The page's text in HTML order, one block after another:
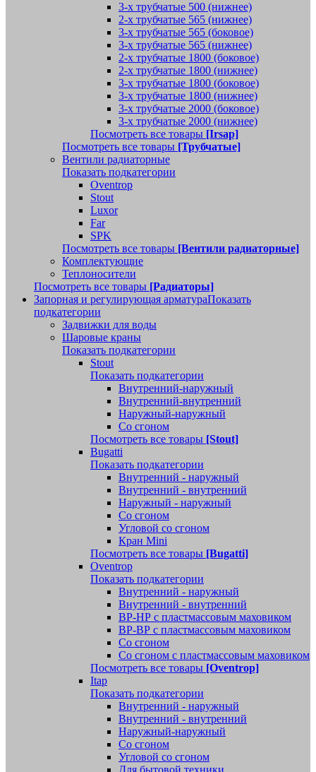
3-х трубчатые 500 (нижнее)
2-х трубчатые 565 (нижнее)
3-х трубчатые 565 (боковое)
3-х трубчатые 565 (нижнее)
2-х трубчатые 1800 (боковое)
2-х трубчатые 1800 (нижнее)
3-х трубчатые 1800 (боковое)
3-х трубчатые 1800 (нижнее)
3-х трубчатые 2000 (боковое)
3-х трубчатые 2000 (нижнее)
Посмотреть все товары [Irsap]
Посмотреть все товары [Трубчатые]
Вентили радиаторные
Показать подкатегории
Oventrop
Stout
Luxor
Far
SPK
Посмотреть все товары [Вентили радиаторные]
Комплектующие
Теплоносители
Посмотреть все товары [Радиаторы]
Запорная и регулирующая арматураПоказать
подкатегории
Задвижки для воды
Шаровые краны
Показать подкатегории
Stout
Показать подкатегории
Внутренний-наружный
Внутренний-внутренний
Наружный-наружный
Со сгоном
Посмотреть все товары [Stout]
Bugatti
Показать подкатегории
Внутренний - наружный
Внутренний - внутренний
Наружный - наружный
Со сгоном
Угловой со сгоном
Кран Mini
Посмотреть все товары [Bugatti]
Oventrop
Показать подкатегории
Внутренний - наружный
Внутренний - внутренний
ВР-НР с пластмассовым маховиком
ВР-ВР с пластмассовым маховиком
Со сгоном
Со сгоном с пластмассовым маховиком
Посмотреть все товары [Oventrop]
Itap
Показать подкатегории
Внутренний - наружный
Внутренний - внутренний
Наружный-наружный
Со сгоном
Угловой со сгоном
Для бытовой техники